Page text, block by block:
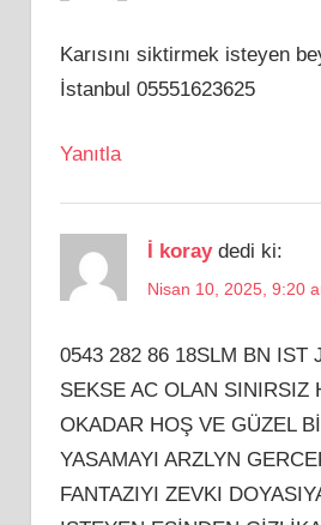
Karısını siktirmek isteyen
İstanbul 05551623625
Yanıtla
İ koray dedi ki:
Nisan 10, 2025, 9:20
0543 282 86 18SLM BN IST
SEKSE AC OLAN SINIRSIZ
OKADAR HOŞ VE GÜZEL
YASAMAYI ARZLYN
FANTAZIYI ZEVKI